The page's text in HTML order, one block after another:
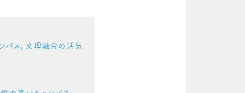
パス。文理融合の活気